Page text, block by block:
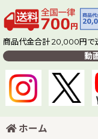
商品代金合計 20,000円で
動
ホーム